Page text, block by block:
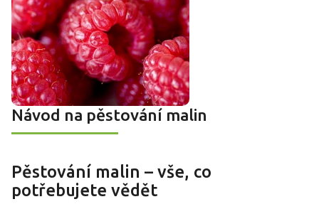
Návod na pěstování malin
Pěstování malin – vše, co
potřebujete vědět